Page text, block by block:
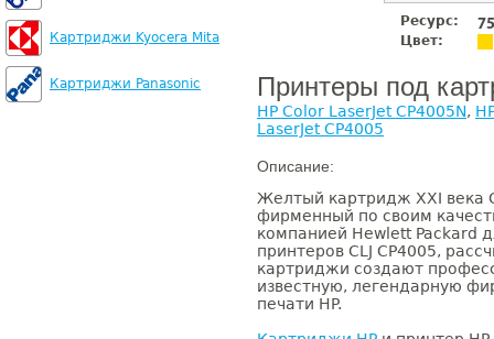
Картриджи Kyocera Mita
Картриджи Panasonic
Ресурс:
Цвет:
Принтеры под
HP Color LaserJet CP4005N,
LaserJet CP4005
Описание:
Желтый картридж XXI века
фирменный по своим
компанией Hewlett Packard
принтеров CLJ CP4005,
картриджи создают
известную, легендарную
печати HP.